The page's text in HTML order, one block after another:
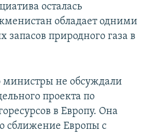
осталась
обладает одними
природного газа в
министры не обсуждали
проекта по
в Европу. Она
сближение Европы с